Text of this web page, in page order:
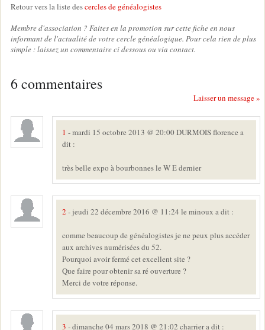
Retour vers la liste descercles de généalogistes
Membre d'association ? Faites en la promotion sur cette fiche en nous
informant de l'actualité de votre cercle généalogique. Pour cela rien de plus
simple : laissez un commentaire ci dessous ou via contact.
6 commentaires
Laisser un message »
1 - mardi 15 octobre 2013 @ 20:00 DURMOIS florence a
dit :
très belle expo à bourbonnes le W E dernier
2 - jeudi 22 décembre 2016 @ 11:24 le minoux a dit :
comme beaucoup de généalogistes je ne peux plus accéder
aux archives numérisées du 52.
Pourquoi avoir fermé cet excellent site ?
Que faire pour obtenir sa ré ouverture ?
Merci de votre réponse.
3 - dimanche 04 mars 2018 @ 21:02 charrier a dit :